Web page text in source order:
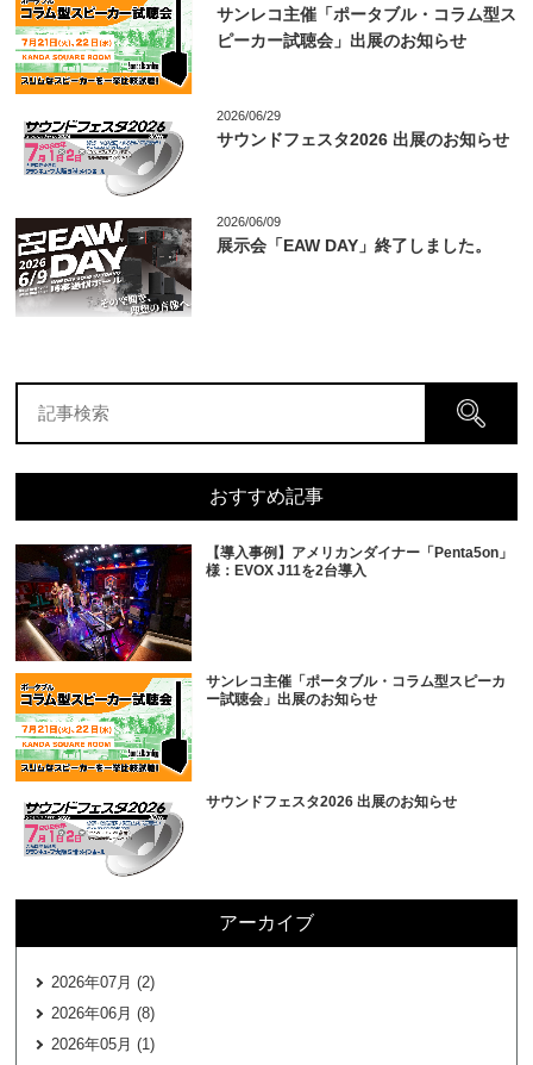
サンレコ主催「ポータブル・コラム型ス
ピーカー試聴会」出展のお知らせ
2026/06/29
サウンドフェスタ2026 出展のお知らせ
2026/06/09
展示会「EAW DAY」終了しました。
おすすめ記事
【導入事例】アメリカンダイナー「Penta5on」
様：EVOX J11を2台導入
サンレコ主催「ポータブル・コラム型スピーカ
ー試聴会」出展のお知らせ
サウンドフェスタ2026 出展のお知らせ
アーカイブ
2026年07月 (2)
2026年06月 (8)
2026年05月 (1)